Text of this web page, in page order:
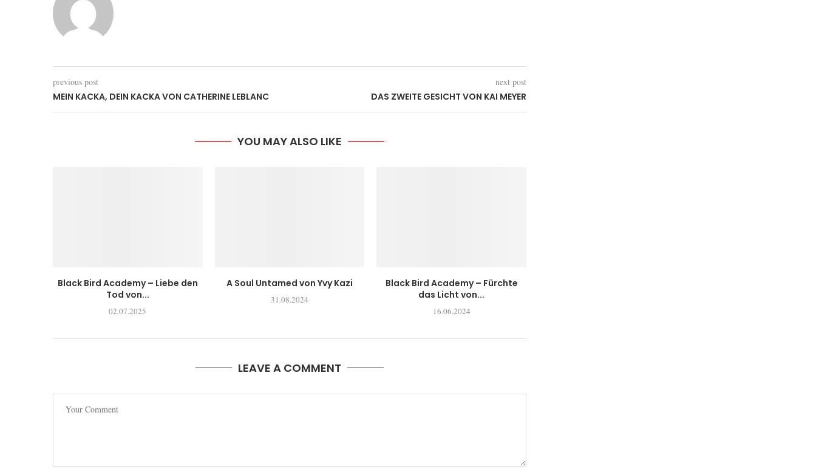
previous post
MEIN KACKA, DEIN KACKA VON CATHERINE LEBLANC
next post
DAS ZWEITE GESICHT VON KAI MEYER
YOU MAY ALSO LIKE
Black Bird Academy – Liebe den
Tod von...
02.07.2025
A Soul Untamed von Yvy Kazi
31.08.2024
Black Bird Academy – Fürchte
das Licht von...
16.06.2024
LEAVE A COMMENT